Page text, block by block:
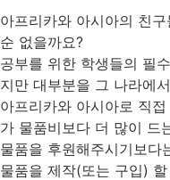
아프리카와 아시아의 친
순 없을까요?
공부를 위한 학생들의 필
지만 대부분을 그 나라에
아프리카와 아시아로 직
가 물품비보다 더 많이 드
물품을 후원해주시기보다
물품을 제작(또는 구입)